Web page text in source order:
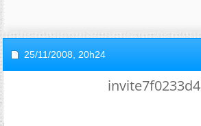
25/11/2008, 20h24
invite7f0233d4